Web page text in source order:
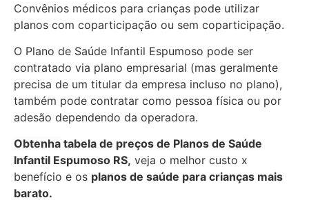
Convênios médicos para crianças pode utilizar
planos com coparticipação ou sem coparticipação.
O Plano de Saúde Infantil Espumoso pode ser
contratado via plano empresarial (mas geralmente
precisa de um titular da empresa incluso no plano),
também pode contratar como pessoa física ou por
adesão dependendo da operadora.
Obtenha tabela de preços de Planos de Saúde
Infantil Espumoso RS, veja o melhor custo x
benefício e os planos de saúde para crianças mais
barato.